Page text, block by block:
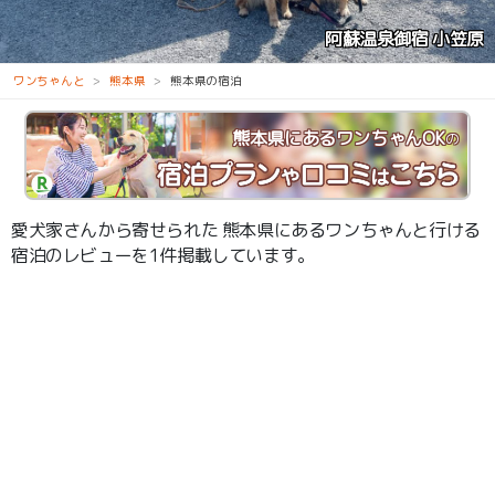
阿蘇温泉御宿 小笠原
ワンちゃんと 熊本県 熊本県の宿泊
熊本県にあるワンちゃんOKの
愛犬家さんから寄せられた 熊本県にあるワンちゃんと行ける
宿泊のレビューを1件掲載しています。